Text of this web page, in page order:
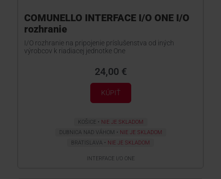
COMUNELLO INTERFACE I/O ONE I/O
rozhranie
I/O rozhranie na pripojenie príslušenstva od iných
výrobcov k riadiacej jednotke One
24,00 €
KÚPIŤ
KOŠICE
NIE JE SKLADOM
DUBNICA NAD VÁHOM
NIE JE SKLADOM
BRATISLAVA
NIE JE SKLADOM
INTERFACE I/O ONE